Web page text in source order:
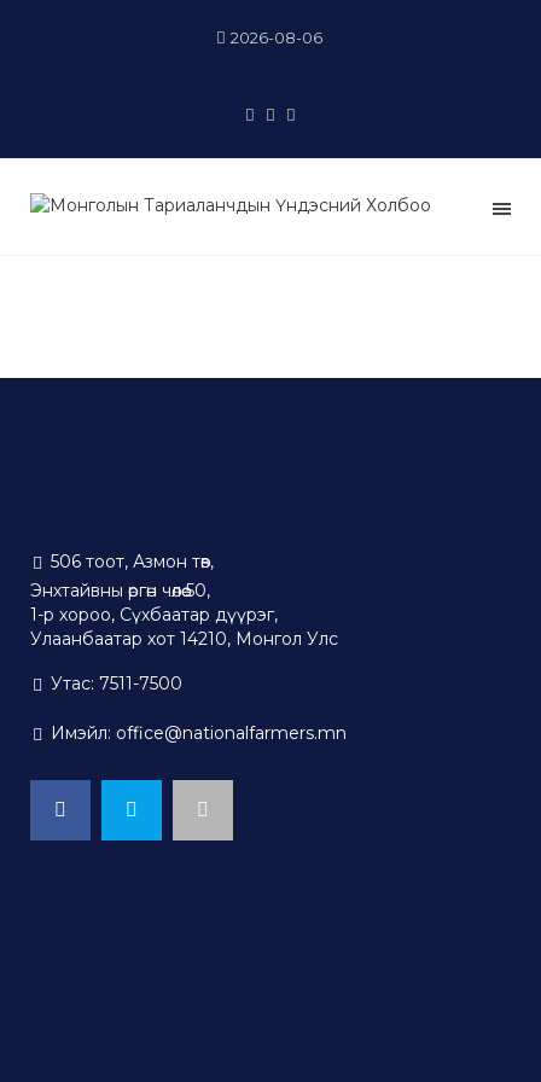
2026-08-06
506 тоот, Азмон төв,
Энхтайвны өргөн чөлөө 50,
1-р хороо, Сүхбаатар дүүрэг,
Улаанбаатар хот 14210, Монгол Улс
Утас: 7511-7500
Имэйл: office@nationalfarmers.mn